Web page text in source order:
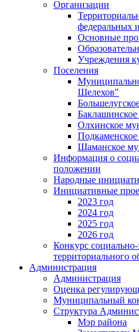
Организации
федеральных
Основные
Учреждения
Поселения
Шелехов"
Олхинское
Шаманское
Информация о
положении
Народные
Инициативные
2023 год
2024 год
2025 год
2026 год
Конкурс
территориального
Администрация
Администрация
Оценка
Муниципальный
Структура
Мэр района